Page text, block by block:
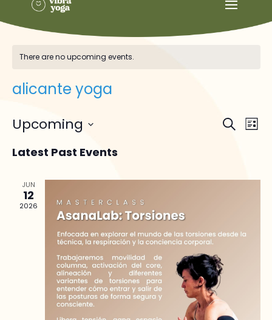
There are no upcoming events.
alicante yoga
Events
Search
List
Upcoming
date.
Latest Past Events
JUN
12
2026